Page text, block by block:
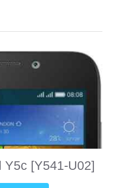
Y5c [Y541-U02]